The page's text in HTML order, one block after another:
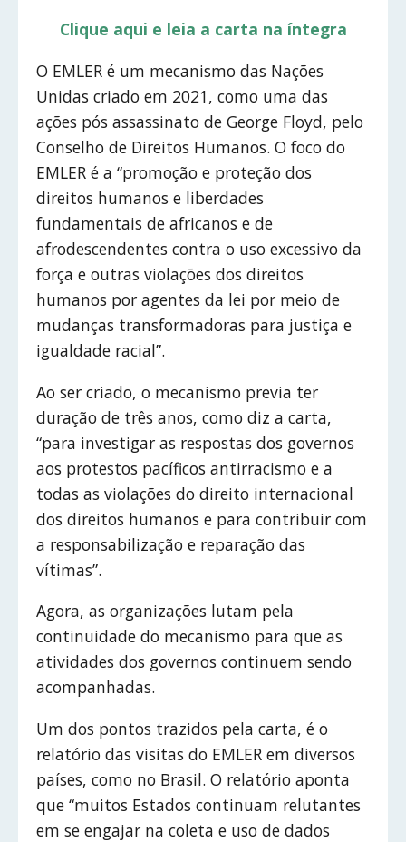
Clique aqui e leia a carta na íntegra
O EMLER é um mecanismo das Nações
Unidas criado em 2021, como uma das
ações pós assassinato de George Floyd, pelo
Conselho de Direitos Humanos. O foco do
EMLER é a “promoção e proteção dos
direitos humanos e liberdades
fundamentais de africanos e de
afrodescendentes contra o uso excessivo da
força e outras violações dos direitos
humanos por agentes da lei por meio de
mudanças transformadoras para justiça e
igualdade racial”.
Ao ser criado, o mecanismo previa ter
duração de três anos, como diz a carta,
“para investigar as respostas dos governos
aos protestos pacíficos antirracismo e a
todas as violações do direito internacional
dos direitos humanos e para contribuir com
a responsabilização e reparação das
vítimas”.
Agora, as organizações lutam pela
continuidade do mecanismo para que as
atividades dos governos continuem sendo
acompanhadas.
Um dos pontos trazidos pela carta, é o
relatório das visitas do EMLER em diversos
países, como no Brasil. O relatório aponta
que “muitos Estados continuam relutantes
em se engajar na coleta e uso de dados